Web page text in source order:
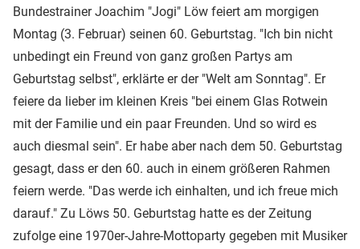
Bundestrainer Joachim "Jogi" Löw feiert am morgigen
Montag (3. Februar) seinen 60. Geburtstag. "Ich bin nicht
unbedingt ein Freund von ganz großen Partys am
Geburtstag selbst", erklärte er der "Welt am Sonntag". Er
feiere da lieber im kleinen Kreis "bei einem Glas Rotwein
mit der Familie und ein paar Freunden. Und so wird es
auch diesmal sein". Er habe aber nach dem 50. Geburtstag
gesagt, dass er den 60. auch in einem größeren Rahmen
feiern werde. "Das werde ich einhalten, und ich freue mich
darauf." Zu Löws 50. Geburtstag hatte es der Zeitung
zufolge eine 1970er-Jahre-Mottoparty gegeben mit Musiker